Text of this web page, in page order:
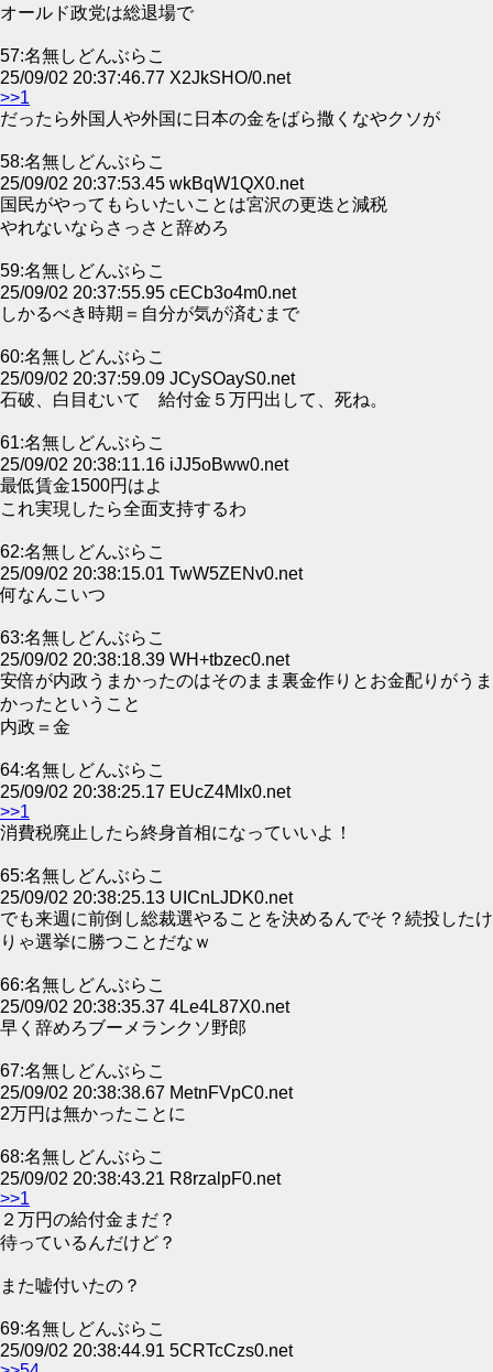
オールド政党は総退場で
57:名無しどんぶらこ
25/09/02 20:37:46.77 X2JkSHO/0.net
>>1
だったら外国人や外国に日本の金をばら撒くなやクソが
58:名無しどんぶらこ
25/09/02 20:37:53.45 wkBqW1QX0.net
国民がやってもらいたいことは宮沢の更迭と減税
やれないならさっさと辞めろ
59:名無しどんぶらこ
25/09/02 20:37:55.95 cECb3o4m0.net
しかるべき時期＝自分が気が済むまで
60:名無しどんぶらこ
25/09/02 20:37:59.09 JCySOayS0.net
石破、白目むいて 給付金５万円出して、死ね。
61:名無しどんぶらこ
25/09/02 20:38:11.16 iJJ5oBww0.net
最低賃金1500円はよ
これ実現したら全面支持するわ
62:名無しどんぶらこ
25/09/02 20:38:15.01 TwW5ZENv0.net
何なんこいつ
63:名無しどんぶらこ
25/09/02 20:38:18.39 WH+tbzec0.net
安倍が内政うまかったのはそのまま裏金作りとお金配りがうま
かったということ
内政＝金
64:名無しどんぶらこ
25/09/02 20:38:25.17 EUcZ4MIx0.net
>>1
消費税廃止したら終身首相になっていいよ！
65:名無しどんぶらこ
25/09/02 20:38:25.13 UICnLJDK0.net
でも来週に前倒し総裁選やることを決めるんでそ？続投したけ
りゃ選挙に勝つことだなｗ
66:名無しどんぶらこ
25/09/02 20:38:35.37 4Le4L87X0.net
早く辞めろブーメランクソ野郎
67:名無しどんぶらこ
25/09/02 20:38:38.67 MetnFVpC0.net
2万円は無かったことに
68:名無しどんぶらこ
25/09/02 20:38:43.21 R8rzalpF0.net
>>1
２万円の給付金まだ？
待っているんだけど？
また嘘付いたの？
69:名無しどんぶらこ
25/09/02 20:38:44.91 5CRTcCzs0.net